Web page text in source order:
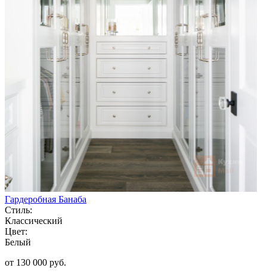
Гардеробная Банаба
Стиль:
Классический
Цвет:
Белый
от 130 000 руб.